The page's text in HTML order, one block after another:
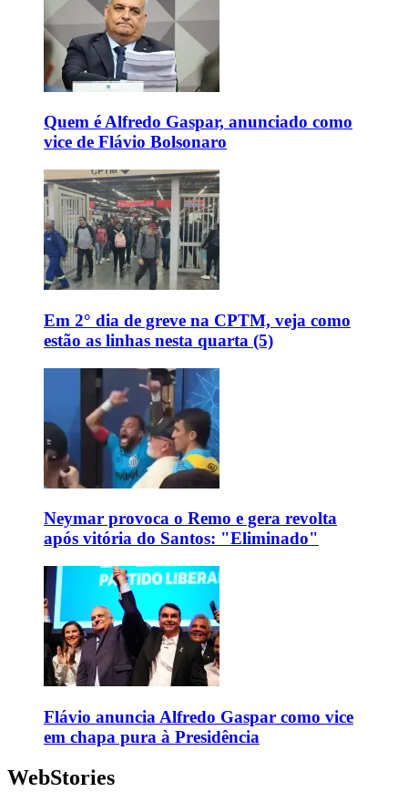
Quem é Alfredo Gaspar, anunciado como
vice de Flávio Bolsonaro
Em 2° dia de greve na CPTM, veja como
estão as linhas nesta quarta (5)
Neymar provoca o Remo e gera revolta
após vitória do Santos: "Eliminado"
Flávio anuncia Alfredo Gaspar como vice
em chapa pura à Presidência
WebStories